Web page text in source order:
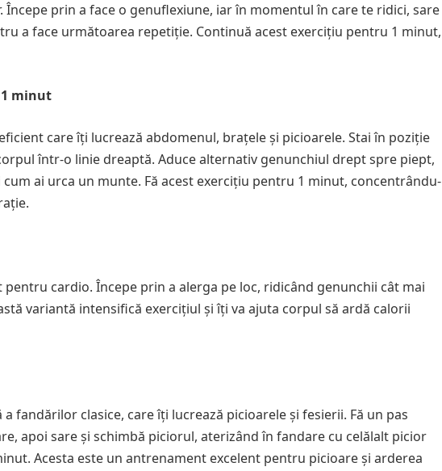
prin a face o genuflexiune, iar în momentul în care te ridici, sare
a face următoarea repetiție. Continuă acest exercițiu pentru 1 minut,
minut
care îți lucrează abdomenul, brațele și picioarele. Stai în poziție
într-o linie dreaptă. Aduce alternativ genunchiul drept spre piept,
ai urca un munte. Fă acest exercițiu pentru 1 minut, concentrându-
cardio. Începe prin a alerga pe loc, ridicând genunchii cât mai
variantă intensifică exercițiul și îți va ajuta corpul să ardă calorii
fandărilor clasice, care îți lucrează picioarele și fesierii. Fă un pas
apoi sare și schimbă piciorul, aterizând în fandare cu celălalt picior
Acesta este un antrenament excelent pentru picioare și arderea